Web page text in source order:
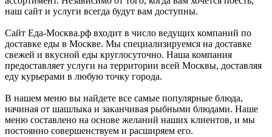
наш сайт и услуги всегда будут вам доступны.
Сайт Еда-Москва.рф входит в число ведущих компаний по
доставке еды в Москве. Мы специализируемся на доставке
свежей и вкусной еды круглосуточно. Наша компания
предоставляет услуги на территории всей Москвы, доставляя
еду курьерами в любую точку города.
В нашем меню вы найдете все самые популярные блюда,
начиная от шашлыка и заканчивая рыбными блюдами. Наше
меню составлено на основе желаний наших клиентов, и мы
постоянно совершенствуем и расширяем его.